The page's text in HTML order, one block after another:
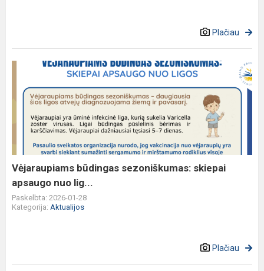
Plačiau
Vėjaraupiams
sezoniškumas:
apsaugo
Vėjaraupiams būdingas sezoniškumas: skiepai
apsaugo nuo lig...
Paskelbta: 2026-01-28
Kategorija: Aktualijos
Plačiau